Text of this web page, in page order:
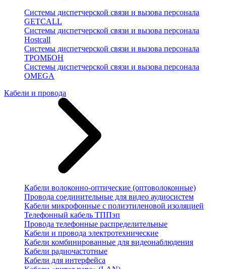
Системы диспетчерской связи и вызова персонала
GETCALL
Системы диспетчерской связи и вызова персонала
Hostcall
Системы диспетчерской связи и вызова персонала
ТРОМБОН
Системы диспетчерской связи и вызова персонала
OMEGA
Кабели и провода
Кабели волоконно-оптические (оптоволоконные)
Провода соединительные для видео аудиосистем
Кабели микрофонные с полиэтиленовой изоляцией
Телефонный кабель ТППэп
Провода телефонные распределительные
Кабели и провода электротехнические
Кабели комбинированные для видеонаблюдения
Кабели радиочастотные
Кабели для интерфейса